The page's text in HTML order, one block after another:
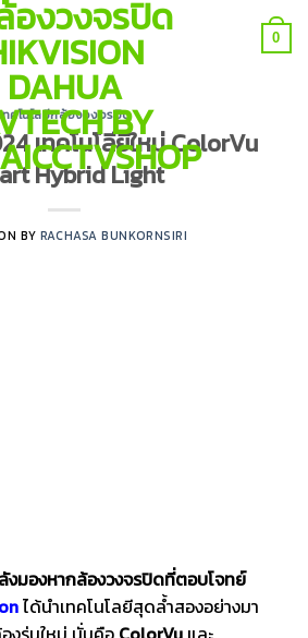
0
ทคโนโลยีกล้องวงจรปิด
เทคโนโลียีใหม่ ColorVu
Hybrid Light
BY RACHASA BUNKORNSIRI
งมองหากล้องวงจรปิดที่ตอบโจทย์
ได้นำเทคโนโลยีสุดล้ำสองอย่างมา